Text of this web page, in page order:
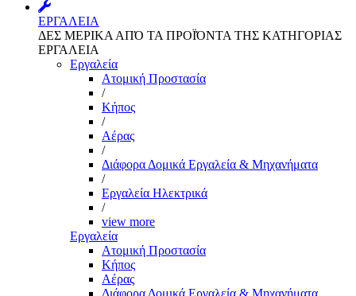
ΕΡΓΑΛΕΙΑ
ΔΕΣ ΜΕΡΙΚΑ ΑΠΌ ΤΑ ΠΡΟΪΌΝΤΑ ΤΗΣ ΚΑΤΗΓΟΡΙΑΣ
ΕΡΓΑΛΕΙΑ
Εργαλεία
Aτομική Προστασία
/
Kήπος
/
Αέρας
/
Διάφορα Δομικά Εργαλεία & Μηχανήματα
/
Εργαλεία Ηλεκτρικά
/
view more
Εργαλεία
Aτομική Προστασία
Kήπος
Αέρας
Διάφορα Δομικά Εργαλεία & Μηχανήματα